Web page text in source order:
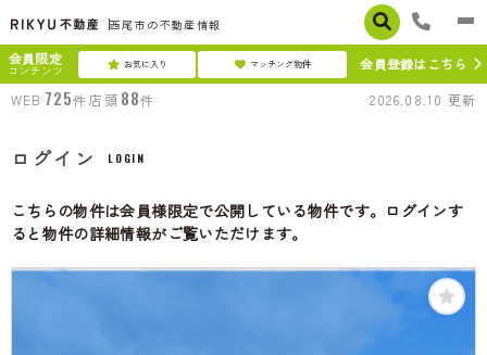
西尾市の不動産情報
会員限定
コンテンツ お気に入り マッチング物件
会員登録はこちら
WEB 725件 店頭 88件 2026.08.10 更新
ログイン LOGIN
こちらの物件は会員様限定で公開している物件です。ログインす
ると物件の詳細情報がご覧いただけます。